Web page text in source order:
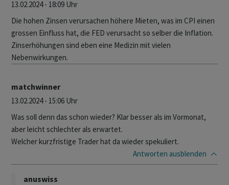
13.02.2024 - 18:09 Uhr
Die hohen Zinsen verursachen höhere Mieten, was im CPI einen
grossen Einfluss hat, die FED verursacht so selber die Inflation.
Zinserhöhungen sind eben eine Medizin mit vielen
Nebenwirkungen.
matchwinner
13.02.2024 - 15:06 Uhr
Was soll denn das schon wieder? Klar besser als im Vormonat,
aber leicht schlechter als erwartet.
Welcher kurzfristige Trader hat da wieder spekuliert.
Antworten ausblenden
anuswiss